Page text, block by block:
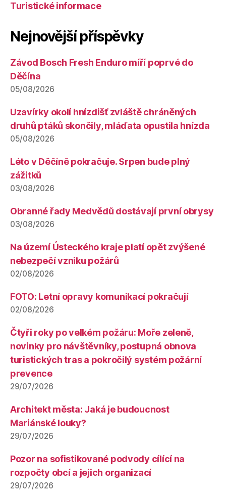
Turistické informace
Nejnovější příspěvky
Závod Bosch Fresh Enduro míří poprvé do
Děčína
05/08/2026
Uzavírky okolí hnízdišť zvláště chráněných
druhů ptáků skončily, mláďata opustila hnízda
05/08/2026
Léto v Děčíně pokračuje. Srpen bude plný
zážitků
03/08/2026
Obranné řady Medvědů dostávají první obrysy
03/08/2026
Na území Ústeckého kraje platí opět zvýšené
nebezpečí vzniku požárů
02/08/2026
FOTO: Letní opravy komunikací pokračují
02/08/2026
Čtyři roky po velkém požáru: Moře zeleně,
novinky pro návštěvníky, postupná obnova
turistických tras a pokročilý systém požární
prevence
29/07/2026
Architekt města: Jaká je budoucnost
Mariánské louky?
29/07/2026
Pozor na sofistikované podvody cílící na
rozpočty obcí a jejich organizací
29/07/2026